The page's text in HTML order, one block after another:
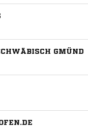
GMÜND